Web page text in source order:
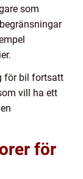
som
för bil fortsatt
vill ha ett
för